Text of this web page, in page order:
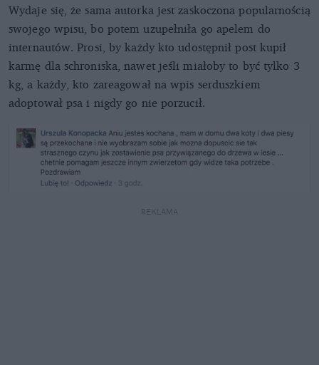
Wydaje się, że sama autorka jest zaskoczona popularnością
swojego wpisu, bo potem uzupełniła go apelem do
internautów. Prosi, by każdy kto udostępnił post kupił
karmę dla schroniska, nawet jeśli miałoby to być tylko 3
kg, a każdy, kto zareagował na wpis serduszkiem
adoptował psa i nigdy go nie porzucił.
REKLAMA